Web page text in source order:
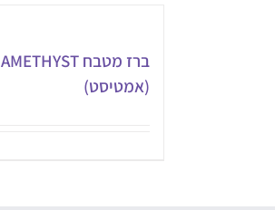
ברז מטבח AMETHYST
(אמטיסט)